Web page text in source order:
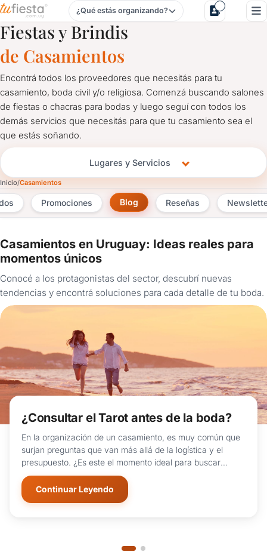
Salones y Servicios para Casamientos
¿Qué estás organizando?
Fiestas y Brindis
de Casamientos
Encontrá todos los proveedores que necesitás para tu
casamiento, boda civil y/o religiosa. Comenzá buscando salones
de fiestas o chacras para bodas y luego seguí con todos los
demás servicios que necesitás para que tu casamiento sea el
que estás soñando.
Lugares y Servicios
Inicio Casamientos
Promociones Blog Reseñas
Casamientos en Uruguay: Ideas reales para
momentos únicos
Conocé a los protagonistas del sector, descubrí nuevas
tendencias y encontrá soluciones para cada detalle de tu boda.
¿Consultar el Tarot antes de la boda?
En la organización de un casamiento, es muy común que
surjan preguntas que van más allá de la logística y el
presupuesto. ¿Es este el momento ideal para buscar
respuestas en las cartas o la videncia?.....
Continuar Leyendo